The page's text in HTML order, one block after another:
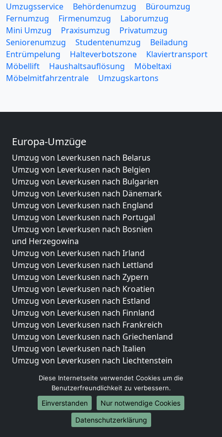
Umzugsservice Behördenumzug
Büroumzug
Fernumzug
Firmenumzug
Laborumzug
Mini Umzug
Praxisumzug
Privatumzug
Seniorenumzug
Studentenumzug
Beiladung
Entrümpelung
Halteverbotszone
Klaviertransport
Möbellift
Haushaltsauflösung
Möbeltaxi
Möbelmitfahrzentrale
Umzugskartons
Europa-Umzüge
Umzug von Leverkusen nach Belarus
Umzug von Leverkusen nach Belgien
Umzug von Leverkusen nach Bulgarien
Umzug von Leverkusen nach Dänemark
Umzug von Leverkusen nach England
Umzug von Leverkusen nach Portugal
Umzug von Leverkusen nach Bosnien
und Herzegowina
Umzug von Leverkusen nach Irland
Umzug von Leverkusen nach Lettland
Umzug von Leverkusen nach Zypern
Umzug von Leverkusen nach Kroatien
Umzug von Leverkusen nach Estland
Umzug von Leverkusen nach Finnland
Umzug von Leverkusen nach Frankreich
Umzug von Leverkusen nach Griechenland
Umzug von Leverkusen nach Italien
Umzug von Leverkusen nach Liechtenstein
Umzug von Leverkusen nach Niederlande
Umzug von Leverkusen nach Norwegen
Umzüge-Deutschlandweit
Diese Internetseite verwendet Cookies um die
Benutzerfreundlichkeit zu verbessern.
Einverstanden
Nur notwendige Cookies
Datenschutzerklärung